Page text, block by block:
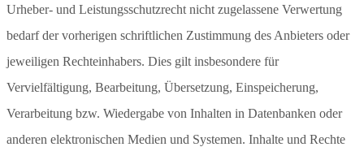
Urheber- und Leistungsschutzrecht nicht zugelassene Verwertung
bedarf der vorherigen schriftlichen Zustimmung des Anbieters oder
jeweiligen Rechteinhabers. Dies gilt insbesondere für
Vervielfältigung, Bearbeitung, Übersetzung, Einspeicherung,
Verarbeitung bzw. Wiedergabe von Inhalten in Datenbanken oder
anderen elektronischen Medien und Systemen. Inhalte und Rechte